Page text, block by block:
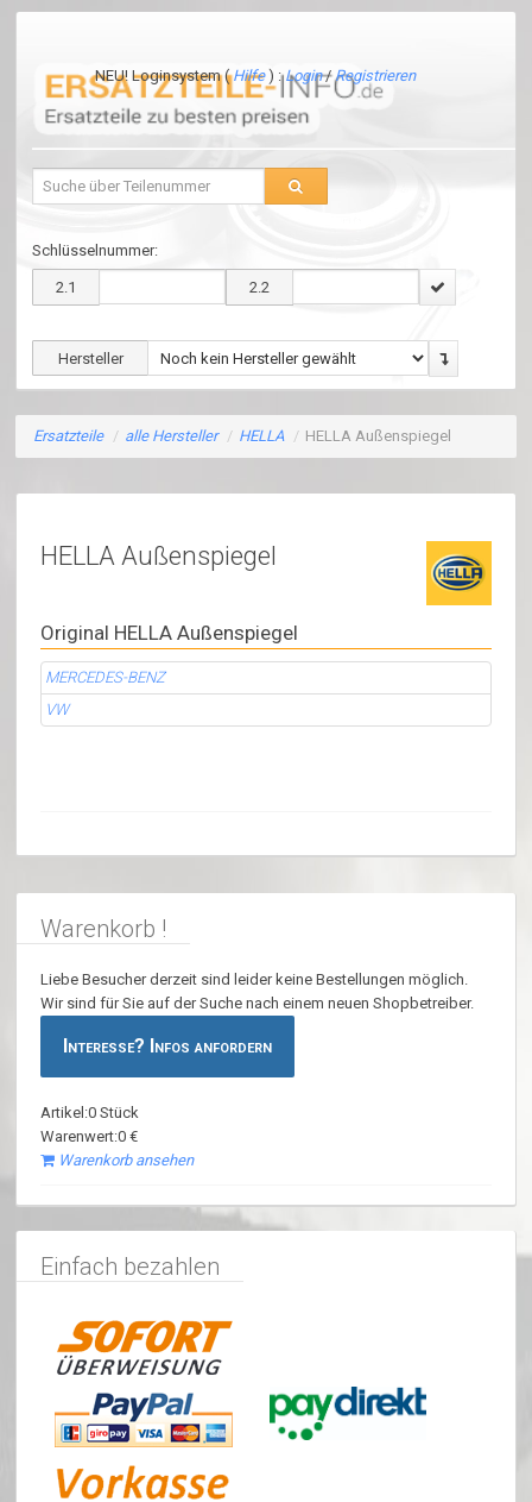
NEU! Loginsystem (Hilfe) :Login/ Registrieren
Schlüsselnummer:
2.1 2.2
Hersteller
Ersatzteile / alle Hersteller / HELLA / HELLA Außenspiegel
HELLA Außenspiegel
Original HELLA Außenspiegel
MERCEDES-BENZ
VW
Warenkorb !
Liebe Besucher derzeit sind leider keine Bestellungen möglich.
Wir sind für Sie auf der Suche nach einem neuen Shopbetreiber.
Interesse? Infos anfordern
Artikel:0 Stück
Warenwert:0 €
Warenkorb ansehen
Einfach bezahlen